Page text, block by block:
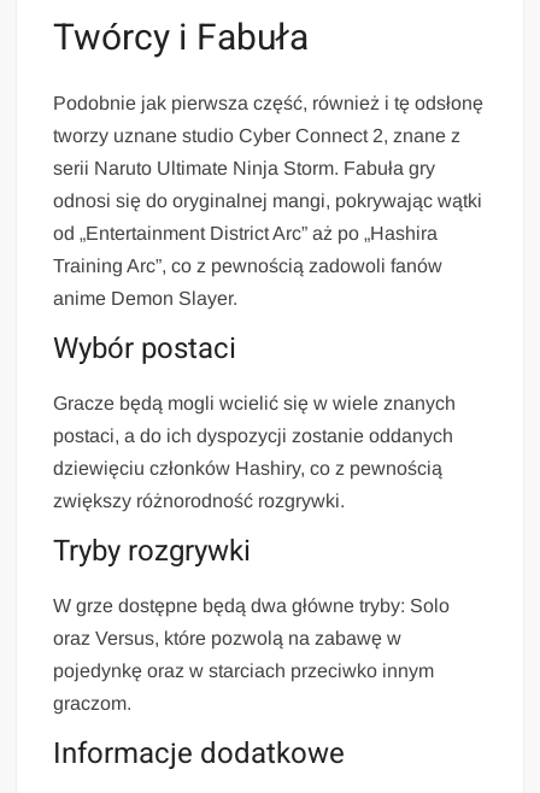
Twórcy i Fabuła
Podobnie jak pierwsza część, również i tę odsłonę
tworzy uznane studio Cyber Connect 2, znane z
serii Naruto Ultimate Ninja Storm. Fabuła gry
odnosi się do oryginalnej mangi, pokrywając wątki
od „Entertainment District Arc” aż po „Hashira
Training Arc”, co z pewnością zadowoli fanów
anime Demon Slayer.
Wybór postaci
Gracze będą mogli wcielić się w wiele znanych
postaci, a do ich dyspozycji zostanie oddanych
dziewięciu członków Hashiry, co z pewnością
zwiększy różnorodność rozgrywki.
Tryby rozgrywki
W grze dostępne będą dwa główne tryby: Solo
oraz Versus, które pozwolą na zabawę w
pojedynkę oraz w starciach przeciwko innym
graczom.
Informacje dodatkowe